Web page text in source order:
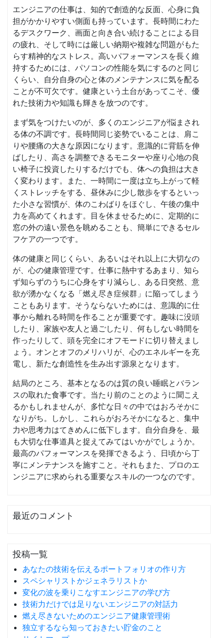
エンジニアの仕事は、知的で創造的な反面、心身に負
担がかかりやすい側面も持っています。長時間にわた
るデスクワーク、画面と向き合い続けることによる目
の疲れ、そして時には厳しい納期や複雑な問題がもた
らす精神的なストレス。高いパフォーマンスを長く維
持するためには、パソコンの性能を気にするのと同じ
くらい、自分自身の心と体のメンテナンスに気を配る
ことが不可欠です。健康という土台があってこそ、優
れた技術力や知識も輝きを放つのです。
まず気をつけたいのが、多くのエンジニアが悩まされ
る体の不調です。長時間同じ姿勢でいることは、肩こ
りや腰痛の大きな原因になります。意識的に背筋を伸
ばしたり、高さを調整できるモニターや座り心地の良
い椅子に投資したりするだけでも、体への負担は大き
く変わります。また、一時間に一度は立ち上がって軽
くストレッチをする、昼休みに少し散歩をするといっ
た小さな習慣が、体のこわばりをほぐし、午後の集中
力を高めてくれます。目を休ませるために、定期的に
窓の外の遠い景色を眺めることも、簡単にできるセル
フケアの一つです。
体の健康と同じくらい、あるいはそれ以上に大切なの
が、心の健康管理です。仕事に熱中するあまり、知ら
ず知らずのうちに心身をすり減らし、ある日突然、意
欲が湧かなくなる「燃え尽き症候群」に陥ってしまう
こともあります。そうならないためには、意識的に仕
事から離れる時間を作ることが重要です。趣味に没頭
したり、家族や友人と過ごしたり、何もしない時間を
作ったりして、頭を完全にオフモードに切り替えまし
ょう。オンとオフのメリハリが、心のエネルギーを充
電し、新たな創造性を生み出す源泉となります。
結局のところ、基本となるのは質の良い睡眠とバラン
スの取れた食事です。当たり前のことのように聞こえ
るかもしれませんが、多忙な日々の中ではおろそかに
なりがち。しかし、これらがおろそかになると、集中
力や思考力はてきめんに低下します。自分自身を、最
も大切な仕事道具と捉えてみてはいかがでしょうか。
最高のパフォーマンスを発揮できるよう、日頃から丁
寧にメンテナンスを施すこと。それもまた、プロのエ
ンジニアに求められる重要なスキルの一つなのです。
最近のコメント
投稿一覧
あなたの技術を伝えるポートフォリオの作り方
スペシャリストかジェネラリストか
変化の波を乗りこなすエンジニアの学び方
技術力だけでは足りないエンジニアの対話力
燃え尽きないためのエンジニア健康管理術
独立するなら知っておきたい貯金のこと